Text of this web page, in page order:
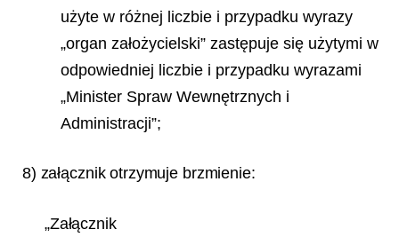
użyte w różnej liczbie i przypadku wyrazy
„organ założycielski” zastępuje się użytymi w
odpowiedniej liczbie i przypadku wyrazami
„Minister Spraw Wewnętrznych i
Administracji”;
8) załącznik otrzymuje brzmienie:
„Załącznik